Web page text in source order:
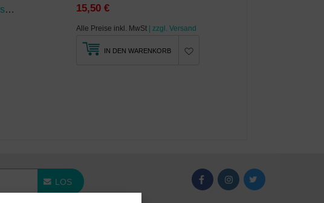
Formeln Tabellen Wissenswertes - Für Die Sekundarstufe I - Mathematik - Physik - Astronomie - Chemie - Biologie - Informatik 15,50 €
Alle Preise inkl. MwSt | zzgl. Versand
IN DEN WARENKORB
LOS